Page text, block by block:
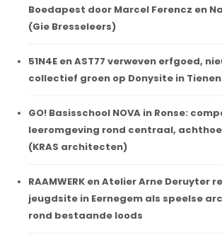
Boedapest door Marcel Ferencz en
(Gie Bresseleers)
51N4E en AST77 verweven erfgoed,
collectief groen op Donysite in Tienen
GO! Basisschool NOVA in Ronse:
leeromgeving rond centraal,
(KRAS architecten)
RAAMWERK en Atelier Arne Deruyter
jeugdsite in Eernegem als speelse
rond bestaande loods